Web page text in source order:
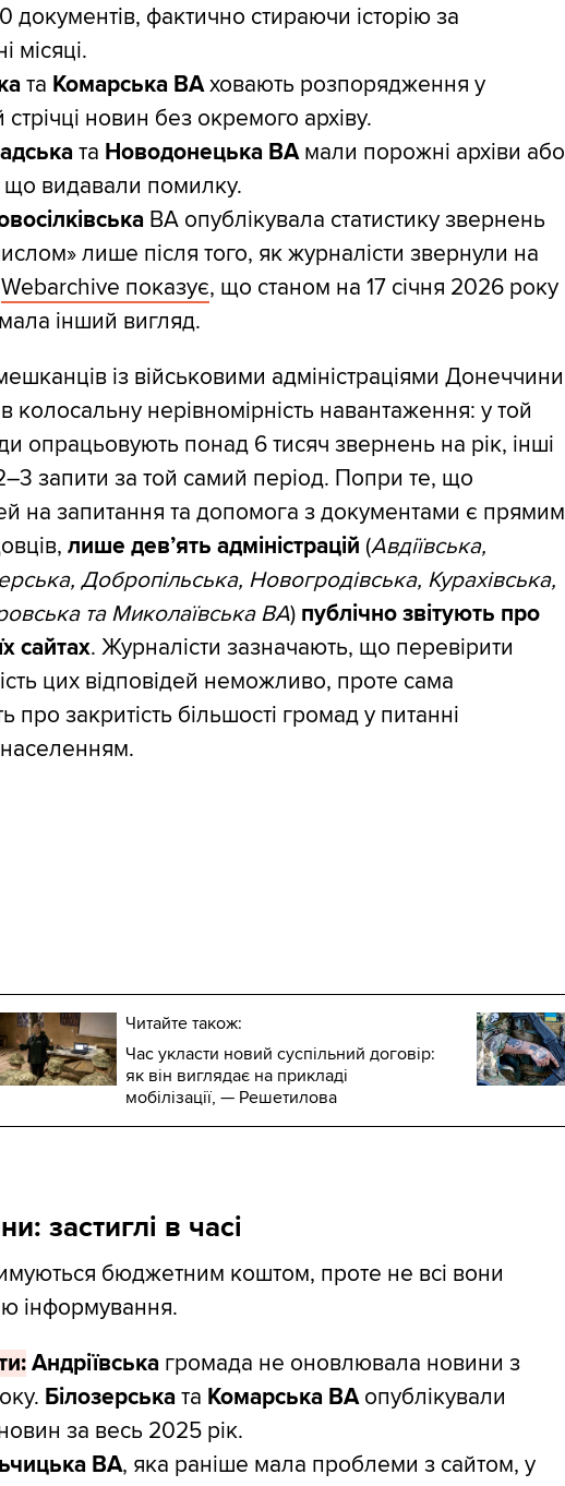
документів, фактично стираючи історію за
місяці.
та Комарська ВАховають розпорядження у
стрічці новин без окремого архіву.
та Новодонецька ВАмали порожні архіви або
що видавали помилку.
ВА опублікувала статистику звернень
лише після того, як журналісти звернули на
Webarchive показує, що станом на 17 січня 2026 року
інший вигляд.
із військовими адміністраціями Донеччини
колосальну нерівномірність навантаження: у той
опрацьовують понад 6 тисяч звернень на рік, інші
запити за той самий період. Попри те, що
на запитання та допомога з документами є прямим
лише дев’ять адміністрацій (Авдіївська,
Добропільська, Новогродівська, Курахівська,
та Миколаївська ВА) публічно звітують про
сайтах. Журналісти зазначають, що перевірити
цих відповідей неможливо, проте сама
про закритість більшості громад у питанні
Читайте також:
Час укласти новий суспільний договір:
як він виглядає на прикладі
мобілізації, — Решетилова
застиглі в часі
бюджетним коштом, проте не всі вони
інформування.
Андріївська громада не оновлювала новини з
Білозерська та Комарська ВАопублікували
за весь 2025 рік.
ВА, яка раніше мала проблеми з сайтом, у